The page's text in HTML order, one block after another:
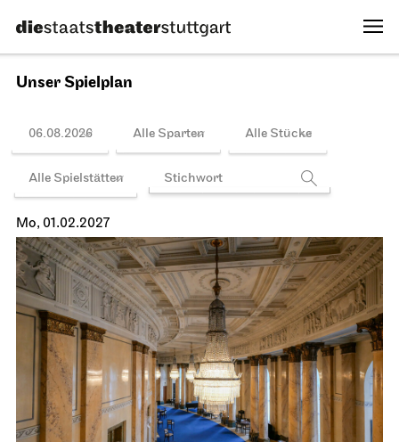
Spielplan
So, 31.01.2027
Staatsoper Stuttgart
Mo, 01.02.2027